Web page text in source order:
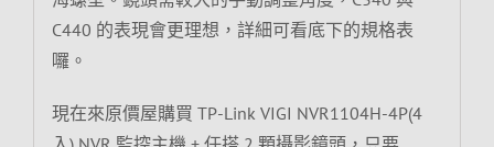
C440 的表現會更理想，詳細可看底下的規格表
囉。
現在來原價屋購買 TP-Link VIGI NVR1104H-4P(4